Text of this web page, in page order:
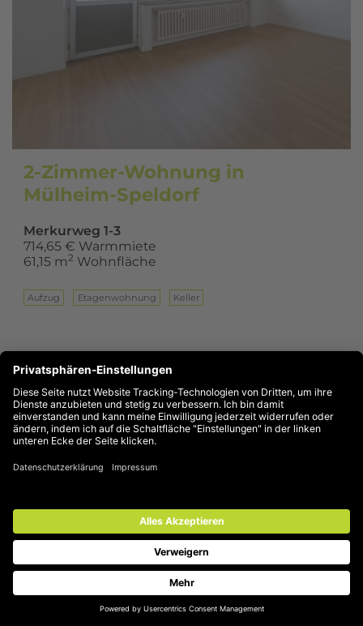
2-Zimmer-Wohnung in
Mülheim-Speldorf
Merkurweg 1-3
714,65 € Warmmiete
61,15 m2 Wohnfläche
Aufzug Eta­gen­woh­nung Keller
Wohnung in Mülheim-Speldorf ansehen